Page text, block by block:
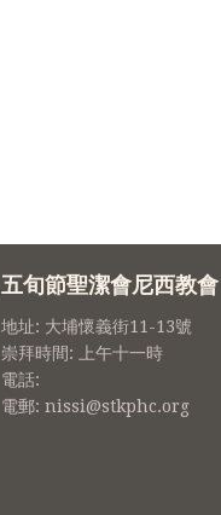
五旬節聖潔會尼西教會
地址: 大埔懷義街11-13號
崇拜時間: 上午十一時
電話:
電郵: nissi@stkphc.org